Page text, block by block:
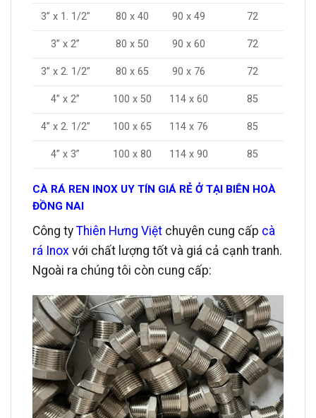
3” x 1. 1/2” 80 x 40 90 x 49 72
3” x 2” 80 x 50 90 x 60 72
3” x 2. 1/2” 80 x 65 90 x 76 72
4” x 2” 100 x 50 114 x 60 85
4” x 2. 1/2” 100 x 65 114 x 76 85
4” x 3” 100 x 80 114 x 90 85
CÀ RÁ REN INOX UY TÍN GIÁ RẺ Ở TẠI BIÊN HOÀ
ĐỒNG NAI
Công ty Thiên Hưng Việt chuyên cung cấp cà
rá Inox với chất lượng tốt và giá cả cạnh tranh.
Ngoài ra chúng tôi còn cung cấp: